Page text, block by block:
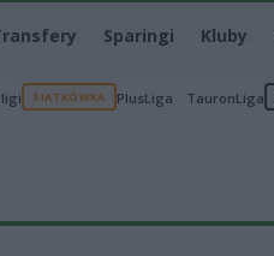
Sparingi Kluby
ligi SIATKÓWKA PlusLiga TauronLiga